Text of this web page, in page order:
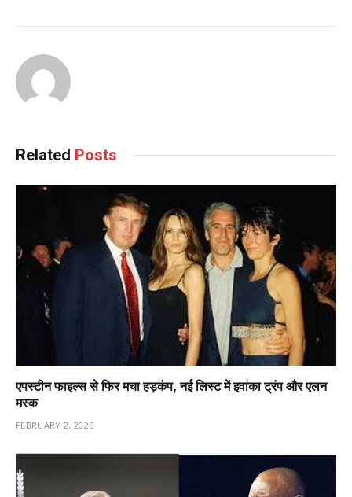
Related Posts
एपस्टीन फाइल्स से फिर मचा हड़कंप, नई लिस्ट में इवांका ट्रंप और एलन
मस्क
FEBRUARY 2, 2026